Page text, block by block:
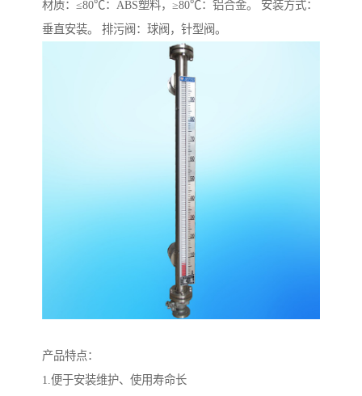
材质：≤80℃：ABS塑料，≥80℃：铝合金。 安装方式：
垂直安装。 排污阀：球阀，针型阀。
产品特点：
1.便于安装维护、使用寿命长